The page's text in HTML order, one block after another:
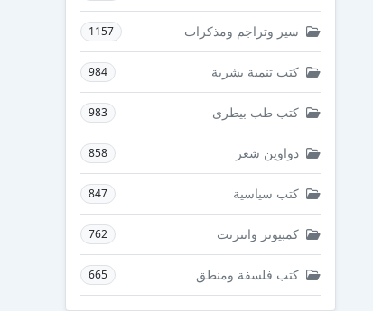
سير وتراجم ومذكرات 1157
كتب تنمية بشرية 984
كتب طب بيطرى 983
دواوين شعر 858
كتب سياسية 847
كمبيوتر وانترنت 762
كتب فلسفة ومنطق 665